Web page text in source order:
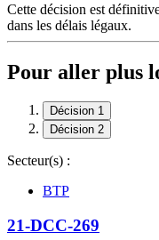
Cette décision est
dans les délais légaux.
Pour aller plus
Décision 1
Décision 2
Secteur(s) :
BTP
21-DCC-269